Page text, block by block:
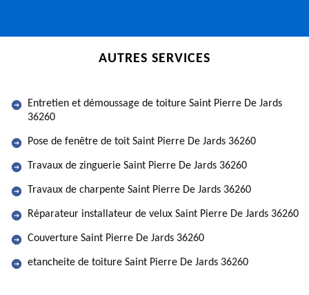
AUTRES SERVICES
Entretien et démoussage de toiture Saint Pierre De Jards
36260
Pose de fenêtre de toit Saint Pierre De Jards 36260
Travaux de zinguerie Saint Pierre De Jards 36260
Travaux de charpente Saint Pierre De Jards 36260
Réparateur installateur de velux Saint Pierre De Jards 36260
Couverture Saint Pierre De Jards 36260
etancheite de toiture Saint Pierre De Jards 36260